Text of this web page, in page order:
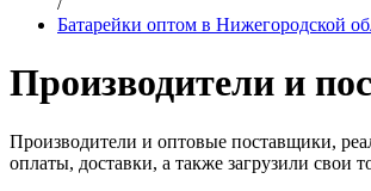
Батарейки оптом в Нижегородской
Производители и
Производители и оптовые поставщики,
оплаты, доставки, а также загрузили